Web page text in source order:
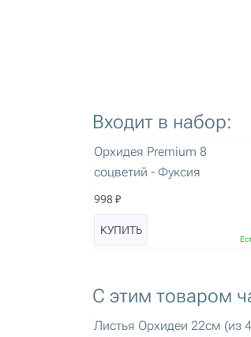
Входит в набор:
артикул: 3244
Орхидея Premium 8
соцветий - Фуксия
998 ₽
КУПИТЬ
С этим товаром
артикул: 1341
Листья Орхидеи 22см (из 4